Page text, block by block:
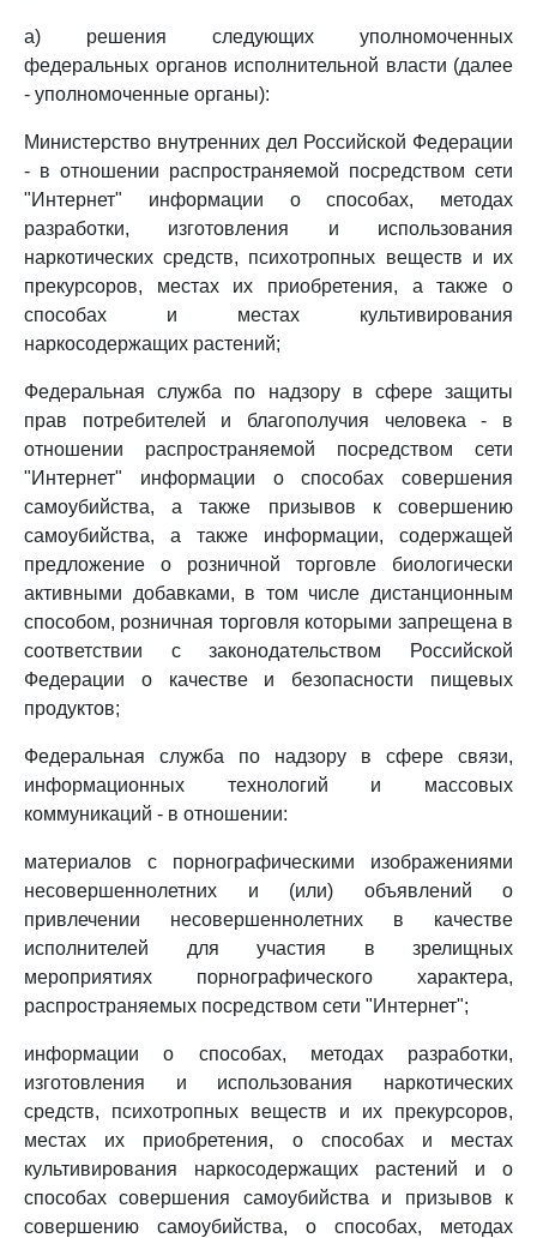
а) решения следующих уполномоченных
федеральных органов исполнительной власти (далее
- уполномоченные органы):
Министерство внутренних дел Российской Федерации
- в отношении распространяемой посредством сети
"Интернет" информации о способах, методах
разработки, изготовления и использования
наркотических средств, психотропных веществ и их
прекурсоров, местах их приобретения, а также о
способах и местах культивирования
наркосодержащих растений;
Федеральная служба по надзору в сфере защиты
прав потребителей и благополучия человека - в
отношении распространяемой посредством сети
"Интернет" информации о способах совершения
самоубийства, а также призывов к совершению
самоубийства, а также информации, содержащей
предложение о розничной торговле биологически
активными добавками, в том числе дистанционным
способом, розничная торговля которыми запрещена в
соответствии с законодательством Российской
Федерации о качестве и безопасности пищевых
продуктов;
Федеральная служба по надзору в сфере связи,
информационных технологий и массовых
коммуникаций - в отношении:
материалов с порнографическими изображениями
несовершеннолетних и (или) объявлений о
привлечении несовершеннолетних в качестве
исполнителей для участия в зрелищных
мероприятиях порнографического характера,
распространяемых посредством сети "Интернет";
информации о способах, методах разработки,
изготовления и использования наркотических
средств, психотропных веществ и их прекурсоров,
местах их приобретения, о способах и местах
культивирования наркосодержащих растений и о
способах совершения самоубийства и призывов к
совершению самоубийства, о способах, методах